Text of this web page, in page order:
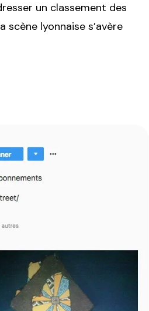
un classement des
lyonnaise s’avère